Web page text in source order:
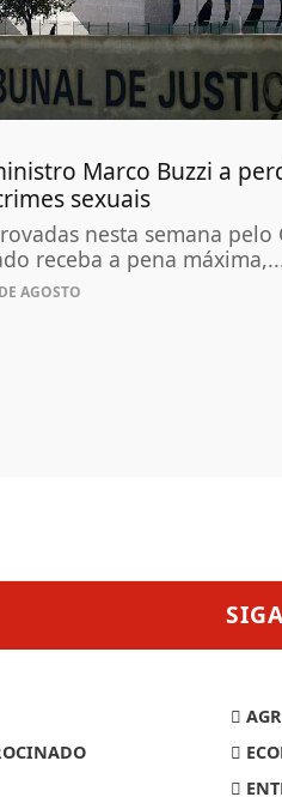
Marco Buzzi a
sexuais
nesta semana pelo
receba a pena
AGOSTO
SIGA
e Privacidade
cookies para melhorar
nossos Termos de Uso e
ACESSE NOSSOS